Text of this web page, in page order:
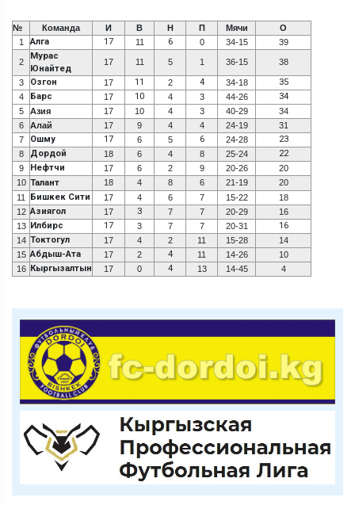
№ Команда И В Н П Мячи
О
1
Алга 17 11 6 0 34-15 39
2
Мурас
Юнайтед
17 11 5 1 36-15 38
3 Озгон 17 11 2 4 34-18 35
4 Барс 17 10 4 3 44-26 34
5 Азия 17 10 4 3 40-29
34
6
Алай 17 9 4 4 24-19
31
7
Ошму 17 6 5 6 24-28 23
8 Дордой 18 6 4 8 25-24 22
9 Нефтчи 17 6 2 9 20-26
20
10 Талант 18 4 8 6 21-19
20
11
Бишкек Сити 17 4 6 7 15-22
18
12 Азиягол 17 3 7 7 20-29
16
13 Илбирс 17 3 7 7 20-31 16
14 Токтогул 17 4 2 11 15-28
14
15 Абдыш-Ата 17 2 4 11 14-26
10
16 Кыргызалтын 17 0 4 13 14-45 4